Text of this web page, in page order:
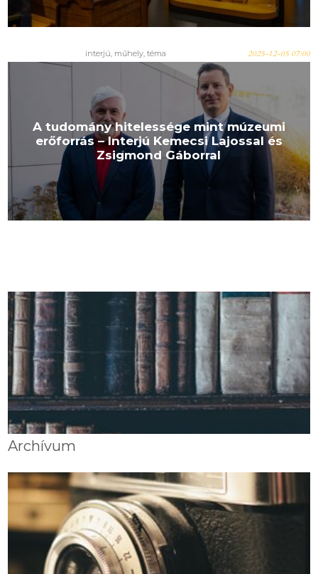
interjú, műhely, téma 2025-12-05 07:00
A tudomány hitelessége mint múzeumi
erőforrás – Interjú Kemecsi Lajossal és
Zsigmond Gáborral
Archívum